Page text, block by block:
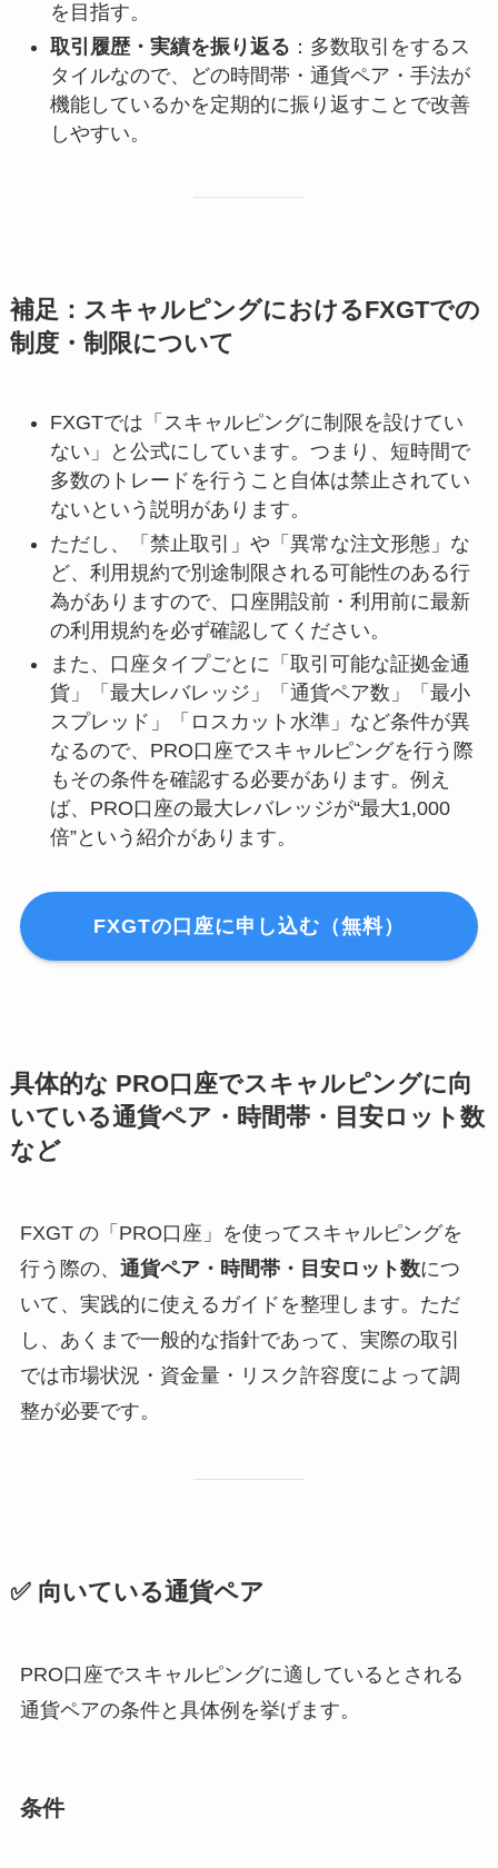
を目指す。
取引履歴・実績を振り返る ：多数取引をするス
タイルなので、どの時間帯・通貨ペア・手法が
機能しているかを定期的に振り返すことで改善
しやすい。
補足：スキャルピングにおけるFXGTでの
制度・制限について
FXGTでは「スキャルピングに制限を設けてい
ない」と公式にしています。つまり、短時間で
多数のトレードを行うこと自体は禁止されてい
ないという説明があります。
ただし、「禁止取引」や「異常な注文形態」な
ど、利用規約で別途制限される可能性のある行
為がありますので、口座開設前・利用前に最新
の利用規約を必ず確認してください。
また、口座タイプごとに「取引可能な証拠金通
貨」「最大レバレッジ」「通貨ペア数」「最小
スプレッド」「ロスカット水準」など条件が異
なるので、PRO口座でスキャルピングを行う際
もその条件を確認する必要があります。例え
ば、PRO口座の最大レバレッジが“最大1,000
倍”という紹介があります。
FXGTの口座に申し込む（無料）
具体的な PRO口座でスキャルピングに向
いている通貨ペア・時間帯・目安ロット数
など
FXGT の「PRO口座」を使ってスキャルピングを
行う際の、 通貨ペア・時間帯・目安ロット数につ
いて、実践的に使えるガイドを整理します。ただ
し、あくまで一般的な指針であって、実際の取引
では市場状況・資金量・リスク許容度によって調
整が必要です。
✅ 向いている通貨ペア
PRO口座でスキャルピングに適しているとされる
通貨ペアの条件と具体例を挙げます。
条件